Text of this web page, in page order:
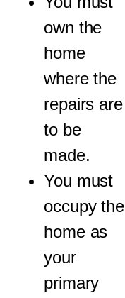
own the
home
where the
repairs are
to be
made.
You must
occupy the
home as
your
primary